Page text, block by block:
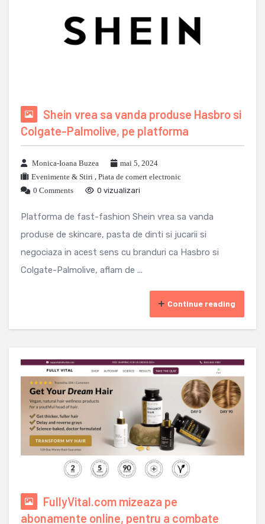
Shein vrea sa vanda produse Hasbro si
Colgate-Palmolive, pe platforma
Monica-Ioana Buzea
mai 5, 2024
Evenimente & Stiri , Piata de comert electronic
0 Comments
0 vizualizari
Platforma de fast-fashion Shein vrea sa vanda
produse de skincare, pasta de dinti si jucarii si
negociaza in acest sens cu branduri ca Hasbro si
Colgate-Palmolive, aflam de ...
Continue reading
FullyVital.com mizeaza pe
abonamente online, pentru a combate